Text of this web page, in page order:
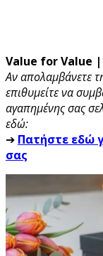
Value for Value |
Αν απολαμβάνετε
επιθυμείτε να
αγαπημένης σας
εδώ:
➔ Πατήστε εδώ
σας